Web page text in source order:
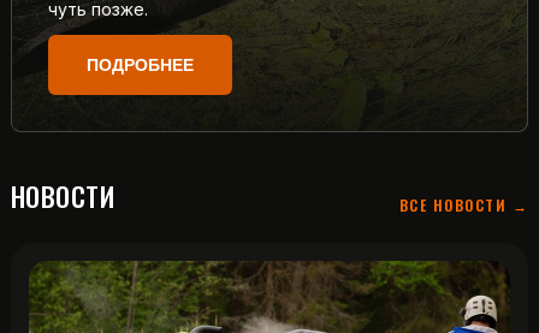
чуть позже.
ПОДРОБНЕЕ
НОВОСТИ ВСЕ НОВОСТИ →